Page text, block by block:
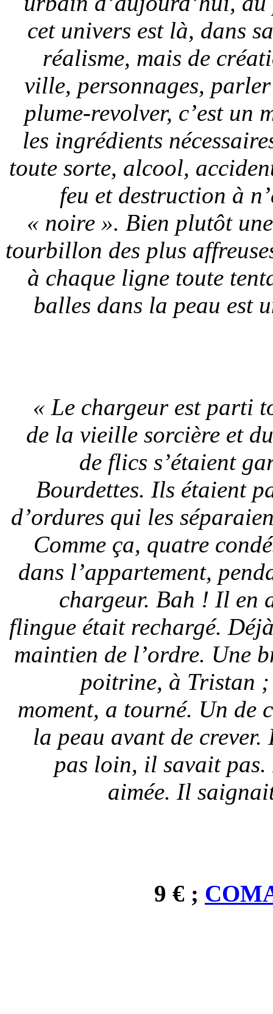
cet univers est là, dans
réalisme, mais de
ville, personnages,
plume-revolver, c’est un
les ingrédients
toute sorte, alcool,
feu et destruction à
« noire ». Bien plutôt
tourbillon des plus
à chaque ligne toute
balles dans la peau est
« Le chargeur est parti
de la vieille sorcière et
de flics s’étaient
Bourdettes. Ils étaient
d’ordures qui les
Comme ça, quatre
dans l’appartement,
chargeur. Bah ! Il en
flingue était rechargé.
maintien de l’ordre. Une
poitrine, à Tristan ;
moment, a tourné. Un de
la peau avant de
pas loin, il savait
aimée. Il
9 € ;